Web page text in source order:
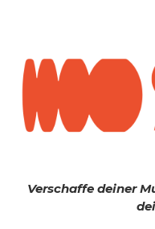
Verschaffe deiner